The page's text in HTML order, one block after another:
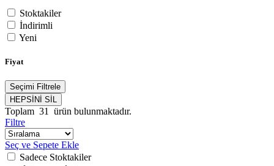
Stoktakiler
İndirimli
Yeni
Fiyat
Seçimi Filtrele
HEPSİNİ SİL
Toplam 31
ürün bulunmaktadır.
Filtre
Seç ve Sepete Ekle
Sadece Stoktakiler